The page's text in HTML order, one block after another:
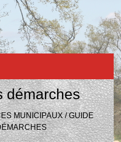
démarches
MUNICIPAUX/GUIDE